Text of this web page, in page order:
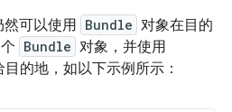
可以使用 Bundle 对象在目的
Bundle 对象，并使用
的地，如以下示例所示：